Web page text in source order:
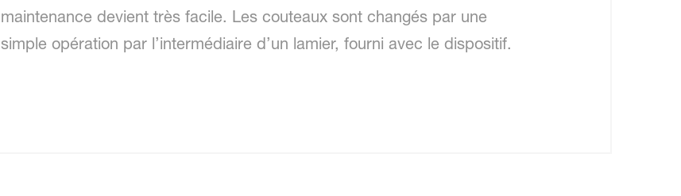
maintenance devient très facile. Les couteaux sont changés par une
simple opération par l’intermédiaire d’un lamier, fourni avec le dispositif.